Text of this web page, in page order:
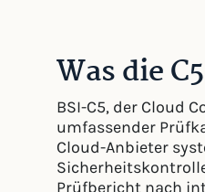
Was die
BSI-C5, der Cloud
umfassender
Cloud-Anbieter
Prüfbericht nach